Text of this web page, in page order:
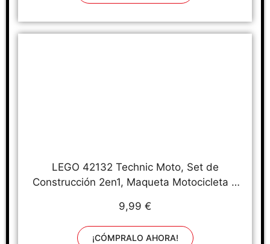
LEGO 42132 Technic Moto, Set de
Construcción 2en1, Maqueta Motocicleta o
Años en Adelante
9,99 €
¡CÓMPRALO AHORA!